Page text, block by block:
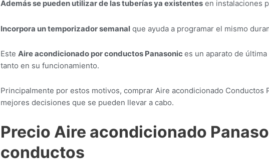
Además se pueden utilizar de las tuberías ya existentesen instalaciones
Incorpora un temporizador semanalque ayuda a programar el mismo
Este Aire acondicionado por conductos Panasonic es un aparato de
tanto en su funcionamiento.
Principalmente por estos motivos, comprar Aire acondicionado Conductos
mejores decisiones que se pueden llevar a cabo.
Precio Aire acondicionado
conductos